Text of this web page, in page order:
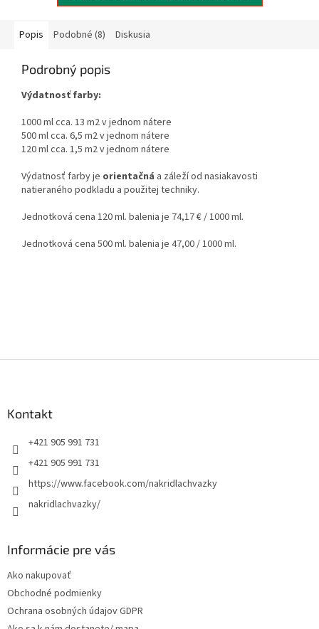
Popis Podobné (8) Diskusia
Podrobný popis
Výdatnosť farby:
1000 ml cca. 13 m2 v jednom nátere
500 ml cca. 6,5 m2 v jednom nátere
120 ml cca. 1,5 m2 v jednom nátere
Výdatnosť farby je orientačná a záleží od nasiakavosti
natieraného podkladu a použitej techniky.
Jednotková cena 120 ml. balenia je 74,17 € / 1000 ml.
Jednotková cena 500 ml. balenia je 47,00 / 1000 ml.
Kontakt
+421 905 991 731
+421 905 991 731
https://www.facebook.com/nakridlachvazky
nakridlachvazky/
Informácie pre vás
Ako nakupovať
Obchodné podmienky
Ochrana osobných údajov GDPR